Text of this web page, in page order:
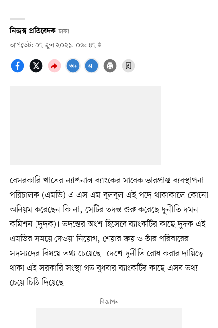
নিজস্ব প্রতিবেদক ঢাকা
আপডেট: ০৭ জুন ২০২১, ০৬: ৪৭
বেসরকারি খাতের ন্যাশনাল ব্যাংকের সাবেক ভারপ্রাপ্ত ব্যবস্থাপনা
পরিচালক (এমডি) এ এস এম বুলবুল এই পদে থাকাকালে কোনো
অনিয়ম করেছেন কি না, সেটির তদন্ত শুরু করেছে দুর্নীতি দমন
কমিশন (দুদক)। তদন্তের অংশ হিসেবে ব্যাংকটির কাছে দুদক এই
এমডির সময়ে দেওয়া নিয়োগ, শেয়ার ক্রয় ও তাঁর পরিবারের
সদস্যদের বিষয়ে তথ্য চেয়েছে। দেশে দুর্নীতি রোধ করার দায়িত্বে
থাকা এই সরকারি সংস্থা গত বুধবার ব্যাংকটির কাছে এসব তথ্য
চেয়ে চিঠি দিয়েছে।